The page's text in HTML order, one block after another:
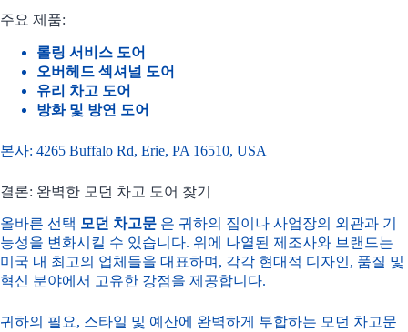
주요 제품:
롤링 서비스 도어
오버헤드 섹셔널 도어
유리 차고 도어
방화 및 방연 도어
본사: 4265 Buffalo Rd, Erie, PA 16510, USA
결론: 완벽한 모던 차고 도어 찾기
올바른 선택 모던 차고문 은 귀하의 집이나 사업장의 외관과 기
능성을 변화시킬 수 있습니다. 위에 나열된 제조사와 브랜드는
미국 내 최고의 업체들을 대표하며, 각각 현대적 디자인, 품질 및
혁신 분야에서 고유한 강점을 제공합니다.
귀하의 필요, 스타일 및 예산에 완벽하게 부합하는 모던 차고문